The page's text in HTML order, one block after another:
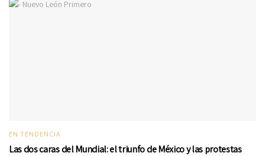
EN TENDENCIA
Las dos caras del Mundial: el triunfo de México y las protestas